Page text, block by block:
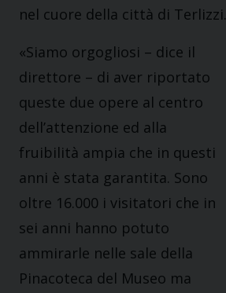
nel cuore della città di Terlizzi.
«Siamo orgogliosi – dice il
direttore – di aver riportato
queste due opere al centro
dell’attenzione ed alla
fruibilità ampia che in questi
anni è stata garantita. Sono
oltre 16.000 i visitatori che in
sei anni hanno potuto
ammirarle nelle sale della
Pinacoteca del Museo ma